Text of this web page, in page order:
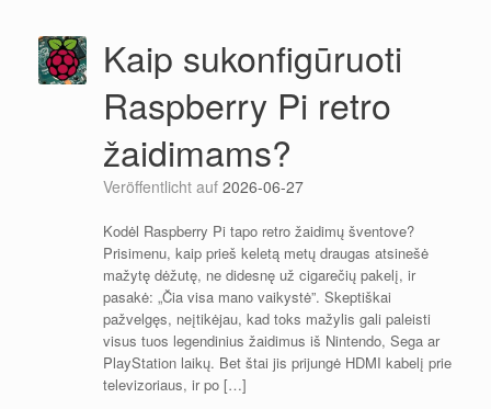
Kaip sukonfigūruoti
Raspberry Pi retro
žaidimams?
Veröffentlicht auf 2026-06-27
Kodėl Raspberry Pi tapo retro žaidimų šventove?
Prisimenu, kaip prieš keletą metų draugas atsinešė
mažytę dėžutę, ne didesnę už cigarečių pakelį, ir
pasakė: „Čia visa mano vaikystė”. Skeptiškai
pažvelgęs, neįtikėjau, kad toks mažylis gali paleisti
visus tuos legendinius žaidimus iš Nintendo, Sega ar
PlayStation laikų. Bet štai jis prijungė HDMI kabelį prie
televizoriaus, ir po […]